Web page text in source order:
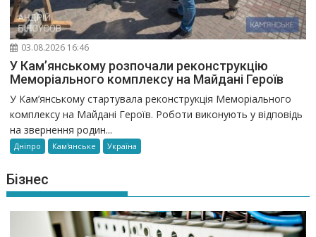
03.08.2026 16:46
У Кам’янському розпочали реконструкцію
Меморіального комплексу на Майдані Героїв
У Кам’янському стартувала реконструкція Меморіального
комплексу на Майдані Героїв. Роботи виконують у відповідь
на звернення родин...
Дніпро Кам'янське Україна
Бізнес